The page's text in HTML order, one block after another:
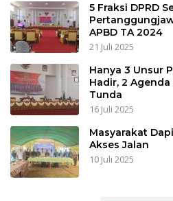
5 Fraksi DPRD
APBD TA 2024
21 Juli 2025
Hanya 3 Unsur
Hadir, 2
Tunda
16 Juli 2025
Masyarakat
Akses Jalan
10 Juli 2025